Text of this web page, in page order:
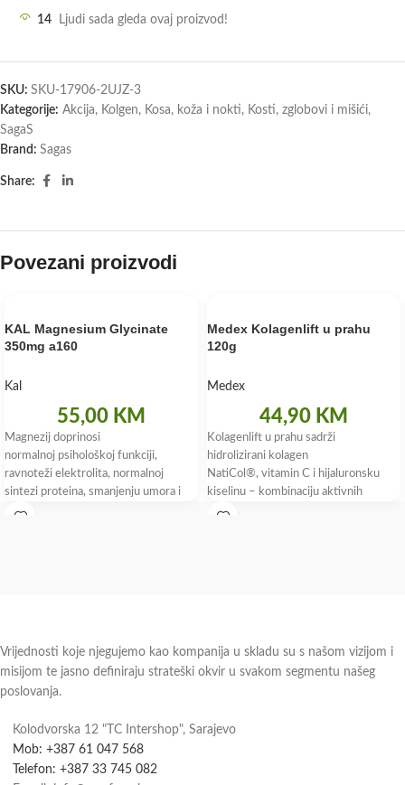
14 Ljudi sada gleda ovaj proizvod!
SKU: SKU-17906-2UJZ-3
Kategorije: Akcija, Kolgen, Kosa, koža i nokti, Kosti, zglobovi i mišići,
SagaS
Brand: Sagas
Share:
Povezani proizvodi
KAL Magnesium Glycinate
350mg a160
Kal
55,00 KM
Magnezij doprinosi
normalnoj psihološkoj funkciji,
ravnoteži elektrolita, normalnoj
sintezi proteina, smanjenju umora i
iscrpljenosti, normalnom
Medex Kolagenlift u prahu
120g
Medex
44,90 KM
Kolagenlift u prahu sadrži
hidrolizirani kolagen
NatiCol®, vitamin C i hijaluronsku
kiselinu – kombinaciju aktivnih
sastojaka koji pridonose očuvanju
Vrijednosti koje njegujemo kao kompanija u skladu su s našom vizijom i
misijom te jasno definiraju strateški okvir u svakom segmentu našeg
poslovanja.
Kolodvorska 12 "TC Intershop", Sarajevo
Mob: +387 61 047 568
Telefon: +387 33 745 082